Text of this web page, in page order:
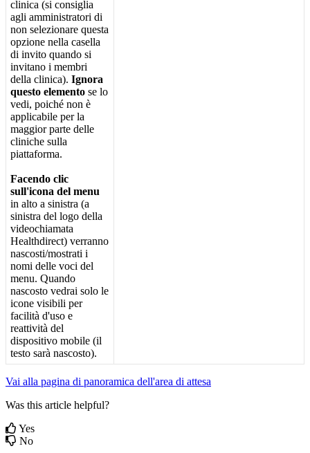
clinica (si consiglia
agli amministratori di
non selezionare questa
opzione nella casella
di invito quando si
invitano i membri
della clinica). Ignora
questo elemento se lo
vedi, poiché non è
applicabile per la
maggior parte delle
cliniche sulla
piattaforma.
Facendo clic
sull'icona del menu
in alto a sinistra (a
sinistra del logo della
videochiamata
Healthdirect) verranno
nascosti/mostrati i
nomi delle voci del
menu. Quando
nascosto vedrai solo le
icone visibili per
facilità d'uso e
reattività del
dispositivo mobile (il
testo sarà nascosto).
Vai alla pagina di panoramica dell'area di attesa
Was this article helpful?
Yes
No